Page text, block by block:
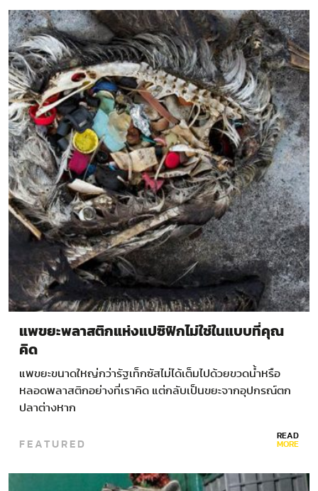
แพขยะพลาสติกแห่งแปซิฟิกไม่ใช่ในแบบที่คุณ
คิด
แพขยะขนาดใหญ่กว่ารัฐเท็กซัสไม่ได้เต็มไปด้วยขวดน้ำหรือ
หลอดพลาสติกอย่างที่เราคิด แต่กลับเป็นขยะจากอุปกรณ์ตก
ปลาต่างหาก
FEATURED READ
MORE